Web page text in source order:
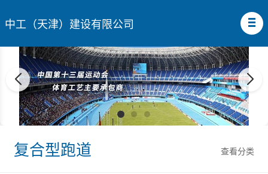
中工（天津）建设有限公司
查看分类
复合型跑道